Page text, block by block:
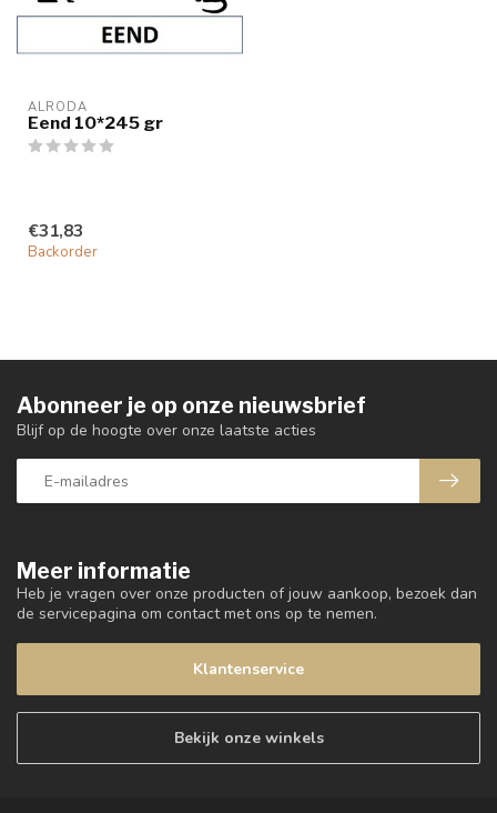
ALRODA
Eend 10*245 gr
€31,83
Backorder
Meer informatie
Heb je vragen over onze producten of jouw aankoop, bezoek dan
de servicepagina om contact met ons op te nemen.
Klantenservice
Bekijk onze winkels
Abonneer je op onze nieuwsbrief
Blijf op de hoogte over onze laatste acties